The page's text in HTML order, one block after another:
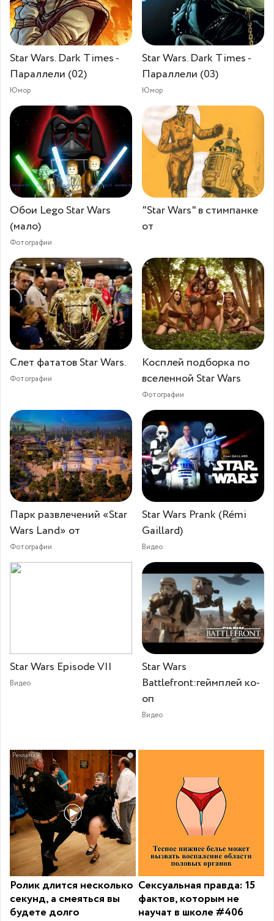
Star Wars. Dark Times -
Параллели (02)
Юмор
Star Wars. Dark Times -
Параллели (03)
Юмор
Обои Lego Star Wars
(мало)
Фотографии
"Star Wars" в стимпанке
от
Слет фататов Star Wars.
Фотографии
Косплей подборка по
вселенной Star Wars
Фотографии
Парк развлечений «Star
Wars Land» от
Фотографии
Star Wars Prank (Rémi
Gaillard)
Видео
Star Wars Episode VII
Видео
Star Wars
Battlefront:геймплей ко-
оп
Видео
i
Ролик длится несколько
секунд, а смеяться вы
будете долго
Сексуальная правда: 15
фактов, которым не
научат в школе #406